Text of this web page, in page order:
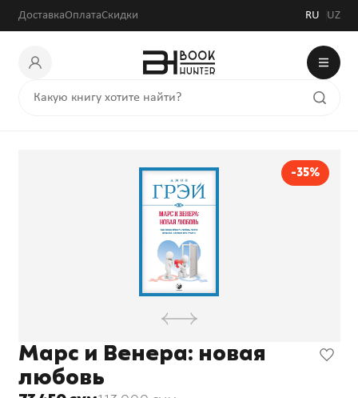
ДоставкаОплатаСкидки RU UZ
-35%
Марс и Венера: новая
любовь